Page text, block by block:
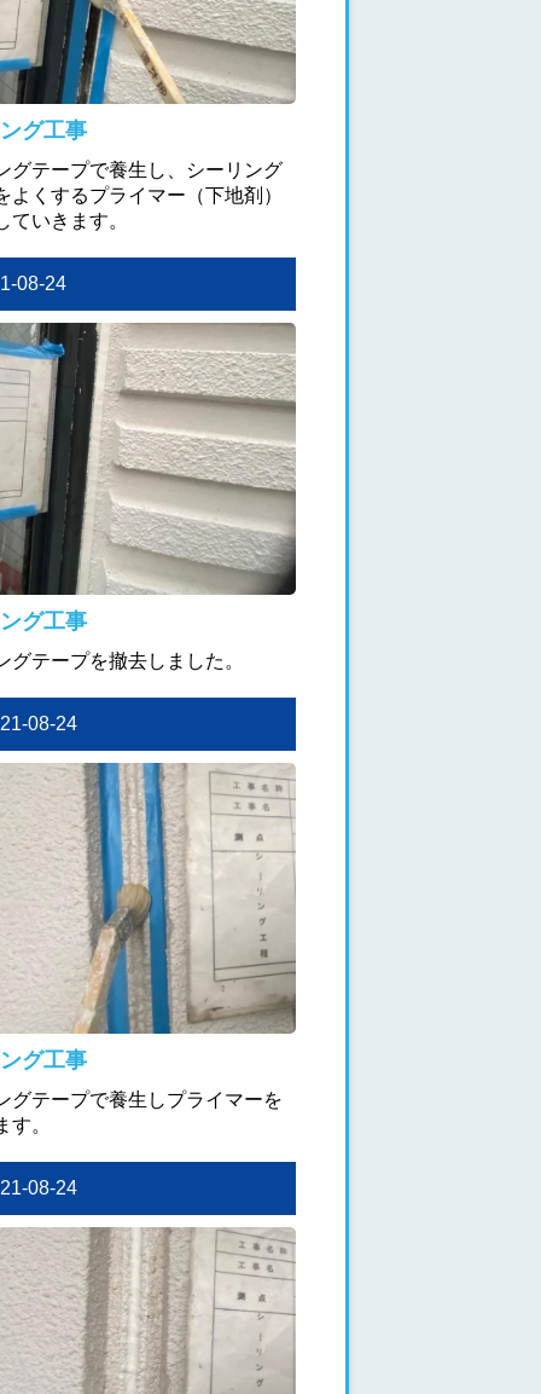
グ工事
グテープで養生し、シーリング
よくするプライマー（下地剤）
ていきます。
08-24
グ工事
グテープを撤去しました。
08-24
グ工事
グテープで養生しプライマーを
す。
08-24